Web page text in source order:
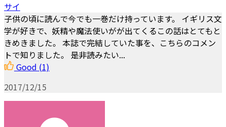
サイ
子供の頃に読んで今でも一巻だけ持っています。 イギリス文
学が好きで、妖精や魔法使いがが出てくるこの話はとてもと
きめきました。 本誌で完結していた事を、こちらのコメン
トで知りました。 是非読みたい...
Good (1)
2017/12/15